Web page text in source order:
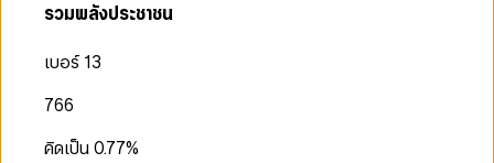
รวมพลังประชาชน
เบอร์ 13
766
คิดเป็น0.77%